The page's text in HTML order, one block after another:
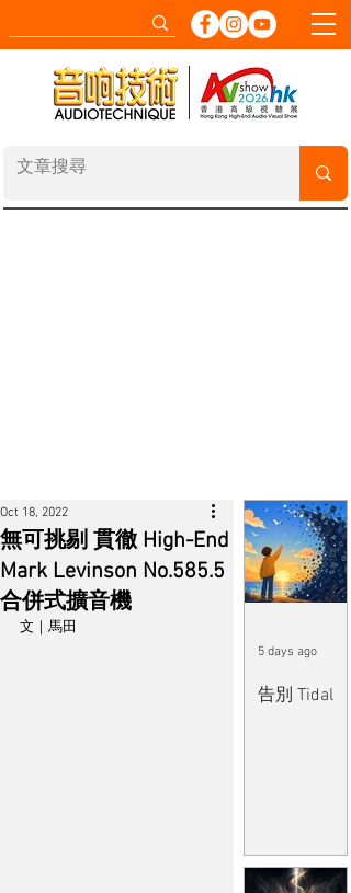
無可挑剔 貫徹 High-End
Mark Levinson No.585.5
合併式擴音機
Oct 18, 2022
文｜馬田
告別 Tidal
5 days ago